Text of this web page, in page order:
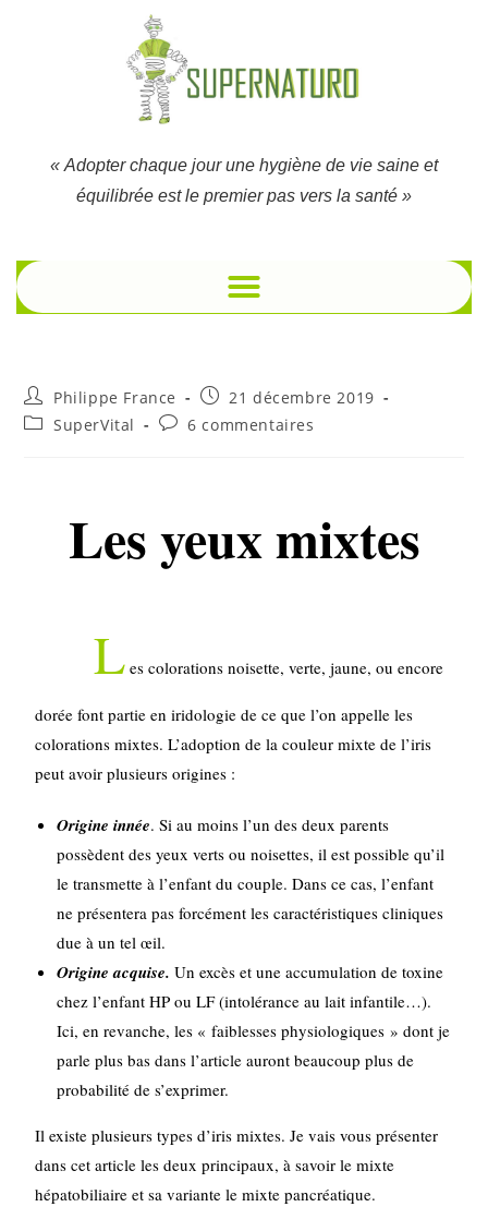
« Adopter chaque jour une hygiène de vie saine et
équilibrée est le premier pas vers la santé »
Philippe France
21 décembre 2019
SuperVital
6 commentaires
Les yeux mixtes
L es colorations noisette, verte, jaune, ou encore
dorée font partie en iridologie de ce que l’on appelle les
colorations mixtes. L’adoption de la couleur mixte de l’iris
peut avoir plusieurs origines :
Origine innée. Si au moins l’un des deux parents
possèdent des yeux verts ou noisettes, il est possible qu’il
le transmette à l’enfant du couple. Dans ce cas, l’enfant
ne présentera pas forcément les caractéristiques cliniques
due à un tel œil.
Origine acquise. Un excès et une accumulation de toxine
chez l’enfant HP ou LF (intolérance au lait infantile…).
Ici, en revanche, les « faiblesses physiologiques » dont je
parle plus bas dans l’article auront beaucoup plus de
probabilité de s’exprimer.
Il existe plusieurs types d’iris mixtes. Je vais vous présenter
dans cet article les deux principaux, à savoir le mixte
hépatobiliaire et sa variante le mixte pancréatique.